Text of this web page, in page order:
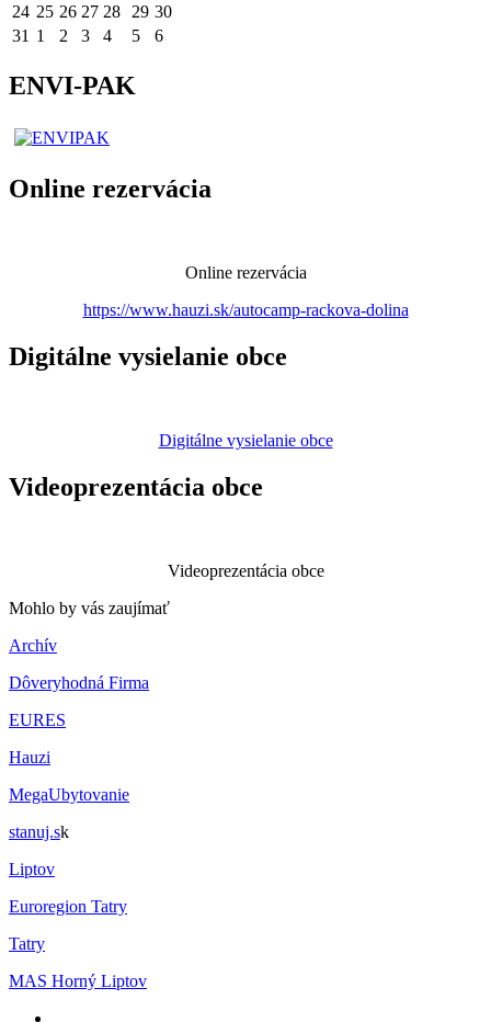
24 25 26 27 28 29 30
31 1 2 3 4 5 6
ENVI-PAK
Online rezervácia
Online rezervácia
https://www.hauzi.sk/autocamp-rackova-dolina
Digitálne vysielanie obce
Digitálne vysielanie obce
Videoprezentácia obce
Videoprezentácia obce
Mohlo by vás zaujímať
Archív
Dôveryhodná Firma
EURES
Hauzi
MegaUbytovanie
stanuj.sk
Liptov
Euroregion Tatry
Tatry
MAS Horný Liptov